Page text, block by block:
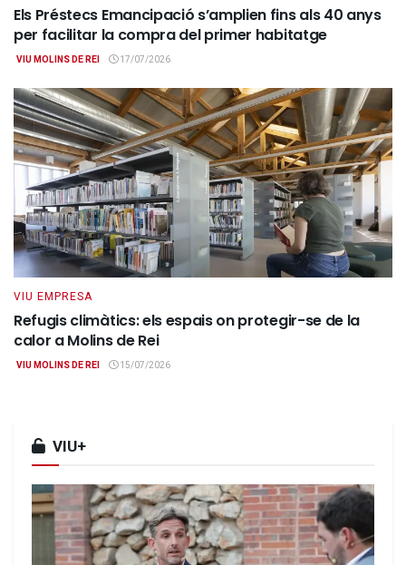
Els Préstecs Emancipació s’amplien fins als 40 anys
per facilitar la compra del primer habitatge
VIU MOLINS DE REI 17/07/2026
VIU EMPRESA
Refugis climàtics: els espais on protegir-se de la
calor a Molins de Rei
VIU MOLINS DE REI 15/07/2026
VIU+